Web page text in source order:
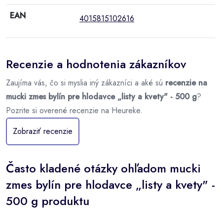
EAN 4015815102616
Recenzie a hodnotenia zákazníkov
Zaujíma vás, čo si myslia iný zákazníci a aké sú recenzie na
mucki zmes bylín pre hlodavce „listy a kvety" - 500 g?
Pozrite si overené recenzie na Heureke.
Zobraziť recenzie
Často kladené otázky ohľadom mucki
zmes bylín pre hlodavce „listy a kvety" -
500 g produktu